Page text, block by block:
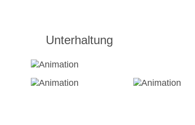
Unterhaltung